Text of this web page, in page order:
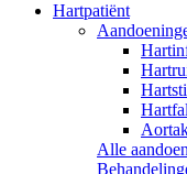
Hartpatiënt
Alle